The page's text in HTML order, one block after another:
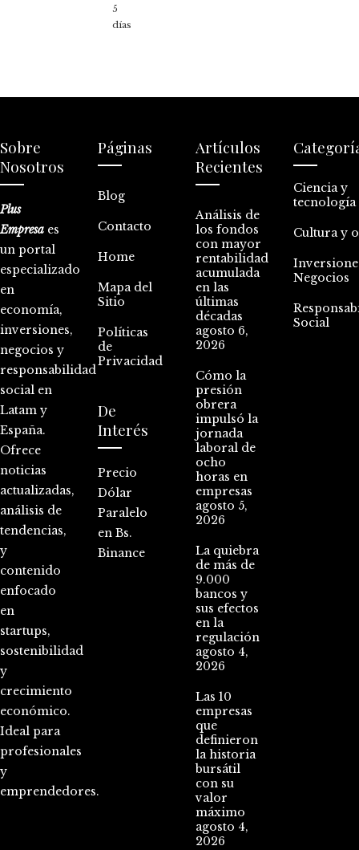
5
días
Sobre
Nosotros
Plus
Empresa es
un portal
especializado
en
economía,
inversiones,
negocios y
responsabilidad
social en
Latam y
España.
Ofrece
noticias
actualizadas,
análisis de
tendencias,
y
contenido
enfocado
en
startups,
sostenibilidad
y
crecimiento
económico.
Ideal para
profesionales
y
emprendedores.
Páginas
Blog
Contacto
Home
Mapa del
Sitio
Políticas
de
Privacidad
De
Interés
Precio
Dólar
Paralelo
en Bs.
Binance
Artículos
Recientes
Análisis de
los fondos
con mayor
rentabilidad
acumulada
en las
últimas
décadas
agosto 6,
2026
Cómo la
presión
obrera
impulsó la
jornada
laboral de
ocho
horas en
empresas
agosto 5,
2026
La quiebra
de más de
9.000
bancos y
sus efectos
en la
regulación
agosto 4,
2026
Las 10
empresas
que
definieron
la historia
bursátil
con su
valor
máximo
agosto 4,
2026
Ciencia y
tecnología
Cultura y
Negocios
Social